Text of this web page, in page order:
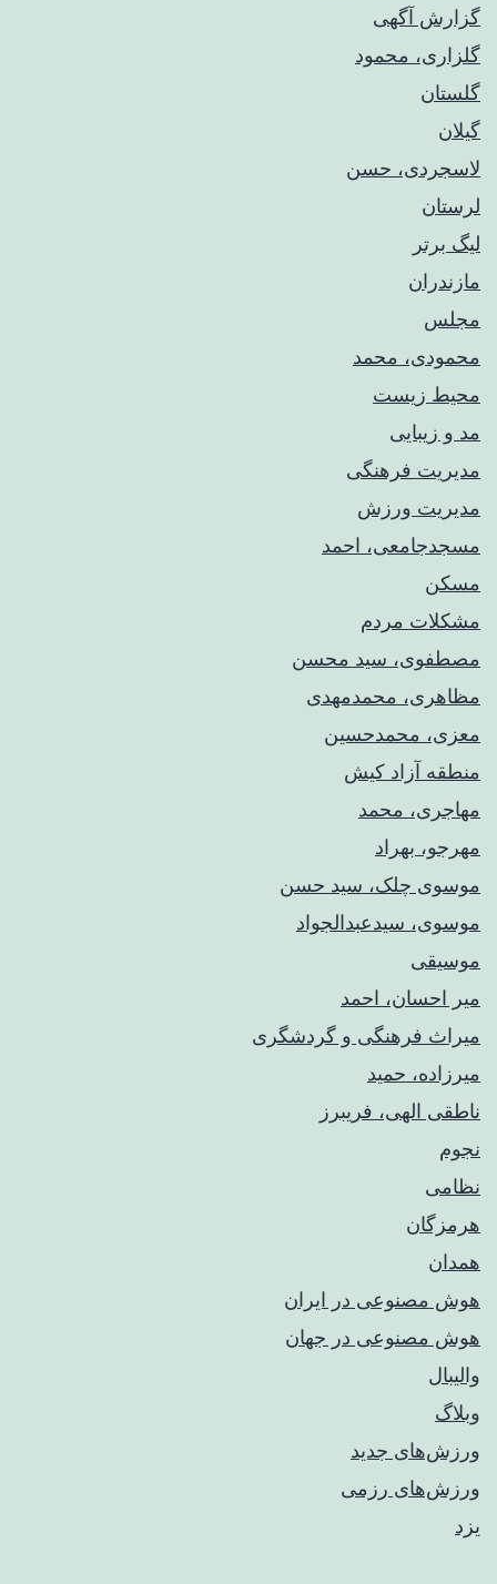
گزارش آگهی
گلزاری، محمود
گلستان
گیلان
لاسجردی، حسن
لرستان
لیگ برتر
مازندران
مجلس
محمودی، محمد
محیط زیست
مد و زیبایی
مدیریت فرهنگی
مدیریت ورزش
مسجدجامعی، احمد
مسکن
مشکلات مردم
مصطفوی، سید محسن
مظاهری، محمدمهدی
معزی، محمدحسین
منطقه آزاد کیش
مهاجری، محمد
مهرجو، بهراد
موسوی چلک، سید حسن
موسوی، سیدعبدالجواد
موسیقی
میر احسان، احمد
میراث فرهنگی و گردشگری
میرزاده، حمید
ناطقی الهی، فریبرز
نجوم
نظامی
هرمزگان
همدان
هوش مصنوعی در ایران
هوش مصنوعی در جهان
والیبال
وبلاگ
ورزش‌های جدید
ورزش‌های رزمی
یزد